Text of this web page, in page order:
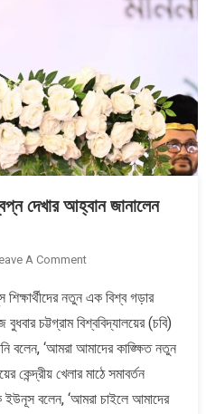
দেখার আহ্বান জানালেন
A CommentOn
নতুন
বিশ্ব
গড়ার
দেখার
আহ্বান
নতুন এক বিশ্ব গড়ার
চট্টগ্রাম বিশ্ববিদ্যালয়ের (চবি)
বলেন, ‘আমরা আমাদের কাঙ্ক্ষিত নতুন
কেন্দ্রীয় খেলার মাঠে সমাবর্তন
ইউনূস বলেন, ‘আমরা চাইলে আমাদের